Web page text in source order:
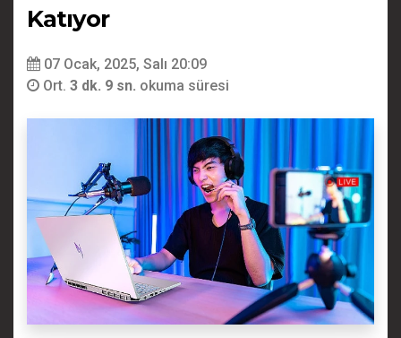
Katıyor
07 Ocak, 2025, Salı 20:09
Ort. 3 dk. 9 sn. okuma süresi